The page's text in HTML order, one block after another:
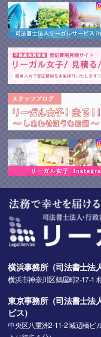
横浜事務所（司法書士法
横浜市神奈川区鶴屋町2-17-1
東京事務所（司法書士法
ビス）
中央区八重洲2-11-2 城辺橋ビ